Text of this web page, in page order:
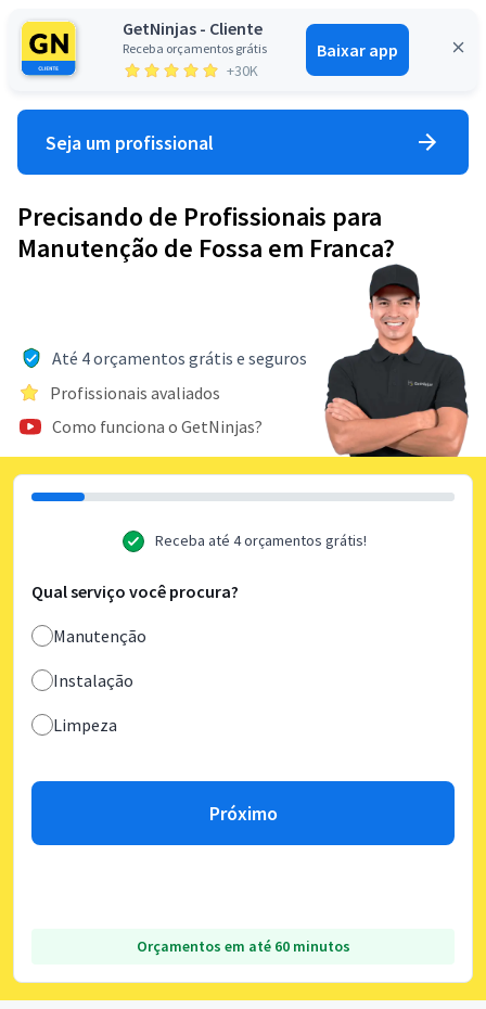
GetNinjas - Cliente
Receba orçamentos grátis
+30K
Baixar app
Entrar
Seja um profissional
Precisando de Profissionais para
Manutenção de Fossa em Franca?
Até 4 orçamentos grátis e seguros
Profissionais avaliados
Como funciona o GetNinjas?
Receba até 4 orçamentos grátis!
Qual serviço você procura?
Manutenção
Instalação
Limpeza
Próximo
Orçamentos em até 60 minutos